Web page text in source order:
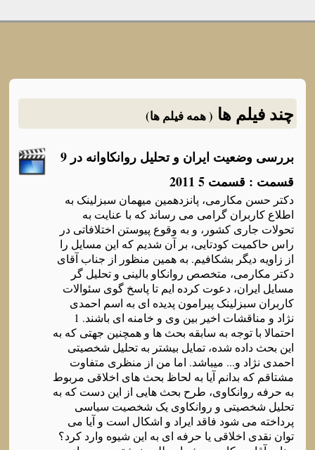
چند فیلم ها ( همه فیلم ها)
بررسی وضعیت ایران و تحلیل روانکاوانه در 9
قسمت : قسمت 5 2011
دکتر حسن مکارمی، پانزدهمین میهمان سبزلینک به
اطلاع کاربران گرامی می رساند که با عنایت به
تحولات جاری کشور، و به وقوع پیوستن اختلافاتی در
راس حاکمیت کودتایی، بر آن شدیم که این مسایل را
از زاویه دیگر بشکافیم. به همین منظور از جناب آقای
دکتر مکارمی، متخصص روانکاو بالینی و تحلیل گر
مسایل ایران، دعوت کرده ایم تا پاسخ گوی سئوالات
کاربران سبزلینک پیرامون پدیده ای به اسم احمدی
نژاد و مناقشات اخیر بین وی و خامنه ای باشند. 1
احتمالا با توجه به سابقه بحث ها و همچنین جهتی که به
این بحث داده شده، تمایل بیشتر به تحلیل شخصیتی
احمدی نژاد و... میباشد. اما من از منظری متفاوت
مشتاقم که بدانم آیا به لحاظ بحث های اخلاقی مربوط
به حرفه روانکاوی، طرح بحث هایی از این دست که به
تحلیل شخصیتی و روانکاوی یک شخصیت سیاسی
پرداخته می شود فاقد ایراد و اشکال است و آیا می
توان نقدی اخلاقی یا حرفه ای به این شیوه وارد کرد؟